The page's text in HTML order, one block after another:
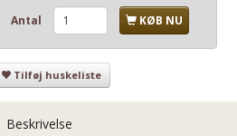
Antal KØB NU
Tilføj huskeliste
Beskrivelse